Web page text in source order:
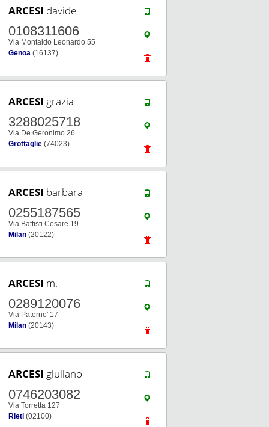
ARCESI davide
0108311606
Via Montaldo Leonardo 55
Genoa (16137)
ARCESI grazia
3288025718
Via De Geronimo 26
Grottaglie (74023)
ARCESI barbara
0255187565
Via Battisti Cesare 19
Milan (20122)
ARCESI m.
0289120076
Via Paterno' 17
Milan (20143)
ARCESI giuliano
0746203082
Via Torretta 127
Rieti (02100)